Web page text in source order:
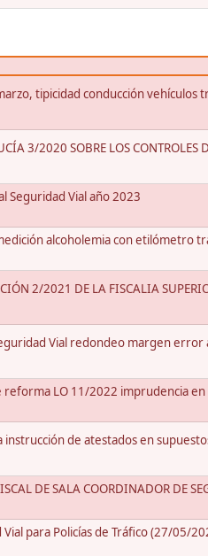
tipicidad conducción vehículos
3/2020 SOBRE LOS CONTROLES
Seguridad Vial año 2023
alcoholemia con etilómetro
2/2021 DE LA FISCALIA
Vial redondeo margen error
LO 11/2022 imprudencia en
de atestados en
DE SALA COORDINADOR DE
Vial para Policías de Tráfico (27/05/